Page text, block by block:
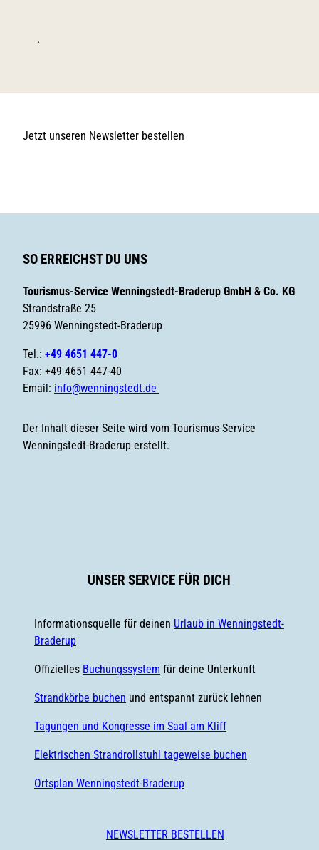
.
Jetzt unseren Newsletter bestellen
SO ERREICHST DU UNS
Tourismus-Service Wenningstedt-Braderup GmbH & Co. KG
Strandstraße 25
25996 Wenningstedt-Braderup
Tel.: +49 4651 447-0
Fax: +49 4651 447-40
Email: info@wenningstedt.de
Der Inhalt dieser Seite wird vom Tourismus-Service
Wenningstedt-Braderup erstellt.
m
UNSER SERVICE FÜR DICH
Informationsquelle für deinen Urlaub in Wenningstedt-
Braderup
Offizielles Buchungssystem für deine Unterkunft
Strandkörbe buchen und entspannt zurück lehnen
Tagungen und Kongresse im Saal am Kliff
Elektrischen Strandrollstuhl tageweise buchen
Ortsplan Wenningstedt-Braderup
NEWSLETTER BESTELLEN